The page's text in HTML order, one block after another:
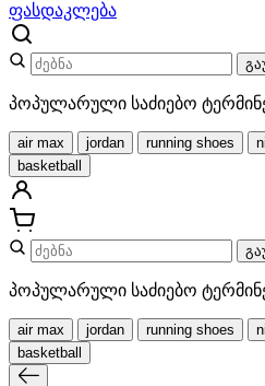
ფასდაკლება
პოპულარული საძიებო
air max jordan running shoes
basketball
პოპულარული საძიებო
air max jordan running shoes
basketball